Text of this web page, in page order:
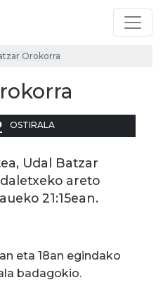
Orokorra
OSTIRALA
Udal Batzar
areto
21:15ean.
eta 18an egindako
badagokio.